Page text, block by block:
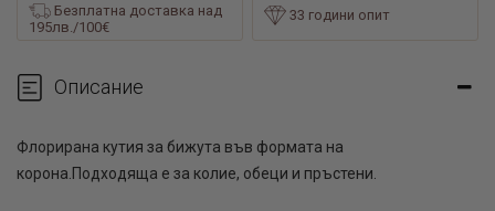
Безплатна доставка над
195лв./100€
33 години опит
Описание
Флорирана кутия за бижута във формата на
корона.Подходяща е за колие, обеци и пръстени.